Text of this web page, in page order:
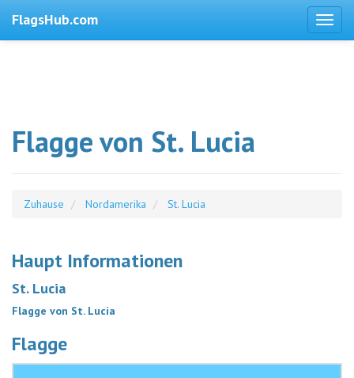
FlagsHub.com
Flagge von St. Lucia
Zuhause Nordamerika St. Lucia
Haupt Informationen
St. Lucia
Flagge von St. Lucia
Flagge